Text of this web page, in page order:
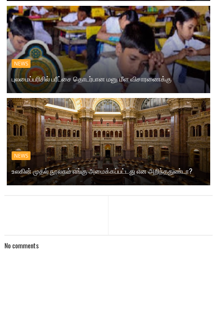
NEWS
புலமைப்பரிசில் பரீட்சை தொடர்பான மனு மீள விசாரணைக்கு
NEWS
உலகின் முதல் நூலகம் எங்கு அமைக்கப்பட்டது என அறிந்ததுண்டா?
No comments